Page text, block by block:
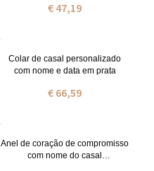
€ 47,19
Colar de casal personalizado
com nome e data em prata
€ 66,59
Anel de coração de compromisso
com nome do casal